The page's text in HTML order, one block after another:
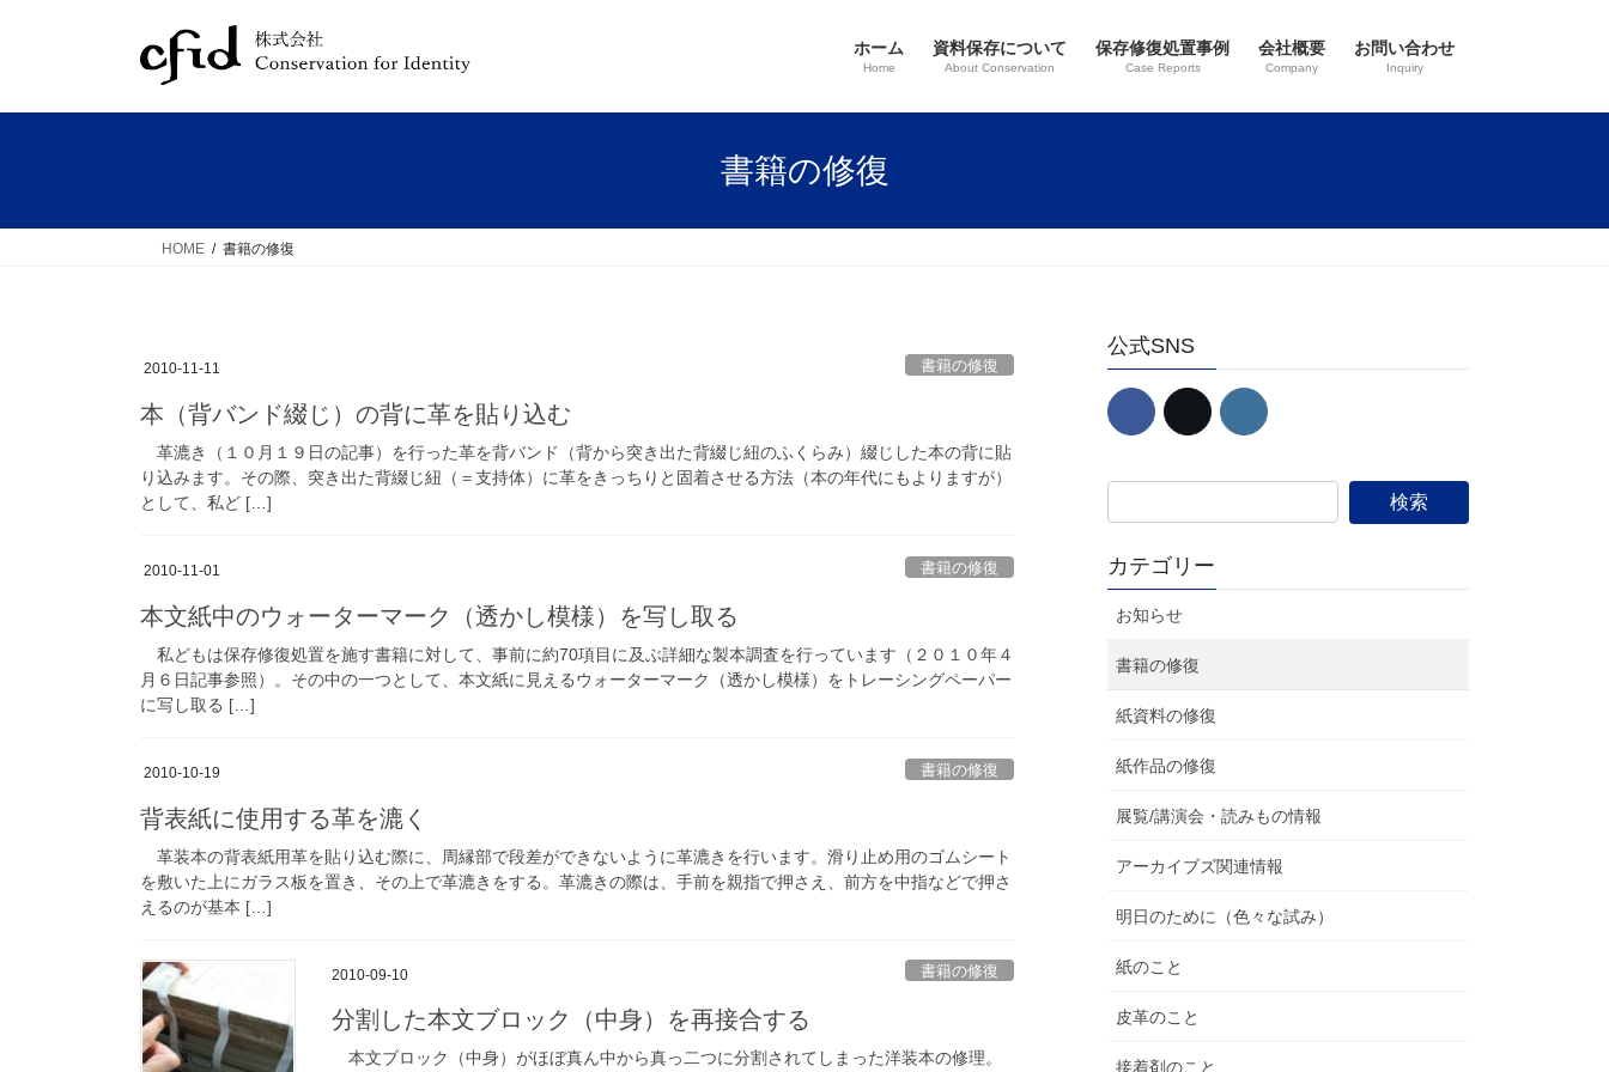
ホーム
Home
資料保存について
About Conservation
保存修復処置事例
Case Reports
会社概要
Company
お問い合わせ
Inquiry
書籍の修復
HOME 書籍の修復
2010-11-11 書籍の修復
本（背バンド綴じ）の背に革を貼り込む
革漉き（１０月１９日の記事）を行った革を背バンド（背から突き出た背綴じ紐のふくらみ）綴じした本の背に貼
り込みます。その際、突き出た背綴じ紐（＝支持体）に革をきっちりと固着させる方法（本の年代にもよりますが）
として、私ど […]
2010-11-01 書籍の修復
本文紙中のウォーターマーク（透かし模様）を写し取る
私どもは保存修復処置を施す書籍に対して、事前に約70項目に及ぶ詳細な製本調査を行っています（２０１０年４
月６日記事参照）。その中の一つとして、本文紙に見えるウォーターマーク（透かし模様）をトレーシングペーパー
に写し取る […]
2010-10-19 書籍の修復
背表紙に使用する革を漉く
革装本の背表紙用革を貼り込む際に、周縁部で段差ができないように革漉きを行います。滑り止め用のゴムシート
を敷いた上にガラス板を置き、その上で革漉きをする。革漉きの際は、手前を親指で押さえ、前方を中指などで押さ
えるのが基本 […]
2010-09-10 書籍の修復
分割した本文ブロック（中身）を再接合する
本文ブロック（中身）がほぼ真ん中から真っ二つに分割されてしまった洋装本の修理。
公式SNS
カテゴリー
お知らせ
書籍の修復
紙資料の修復
紙作品の修復
展覧/講演会・読みもの情報
アーカイブズ関連情報
明日のために（色々な試み）
紙のこと
皮革のこと
接着剤のこと